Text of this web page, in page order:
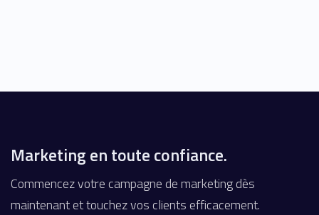
Marketing en toute confiance.
Commencez votre campagne de marketing dès
maintenant et touchez vos clients efficacement.